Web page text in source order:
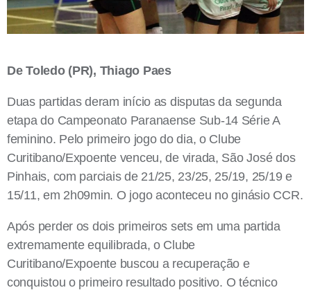
De Toledo (PR), Thiago Paes
Duas partidas deram início as disputas da segunda
etapa do Campeonato Paranaense Sub-14 Série A
feminino. Pelo primeiro jogo do dia, o Clube
Curitibano/Expoente venceu, de virada, São José dos
Pinhais, com parciais de 21/25, 23/25, 25/19, 25/19 e
15/11, em 2h09min. O jogo aconteceu no ginásio CCR.
Após perder os dois primeiros sets em uma partida
extremamente equilibrada, o Clube
Curitibano/Expoente buscou a recuperação e
conquistou o primeiro resultado positivo. O técnico